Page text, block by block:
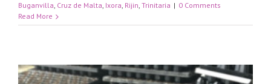
Buganvilla, Cruz de Malta, Ixora, Rijin, Trinitaria | 0 Comments
Read More